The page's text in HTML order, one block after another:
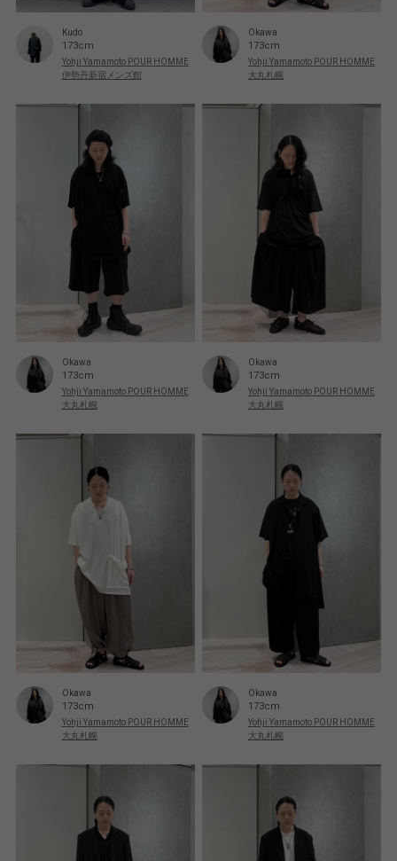
Kudo
173cm
Yohji Yamamoto POUR HOMME
伊勢丹新宿メンズ館
Okawa
173cm
Yohji Yamamoto POUR HOMME
大丸札幌
Okawa
173cm
Yohji Yamamoto POUR HOMME
大丸札幌
Okawa
173cm
Yohji Yamamoto POUR HOMME
大丸札幌
Okawa
173cm
Yohji Yamamoto POUR HOMME
大丸札幌
Okawa
173cm
Yohji Yamamoto POUR HOMME
大丸札幌